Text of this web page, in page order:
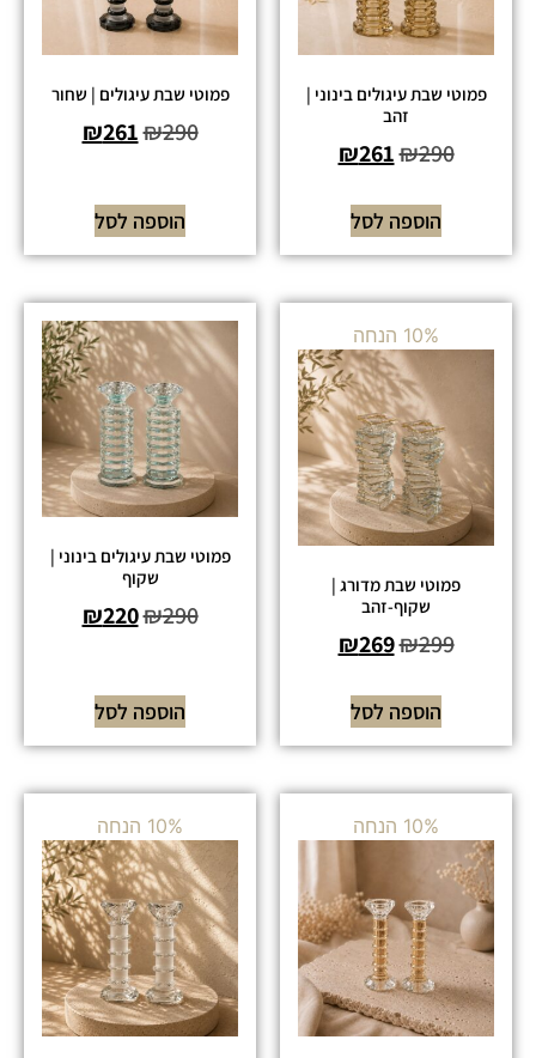
פמוטי שבת עיגולים בינוני |
זהב
₪290
₪261
הוספה לסל
פמוטי שבת עיגולים | שחור
₪290
₪261
הוספה לסל
10% הנחה
פמוטי שבת מדורג |
שקוף-זהב
₪299
₪269
הוספה לסל
פמוטי שבת עיגולים בינוני |
שקוף
₪290
₪220
הוספה לסל
10% הנחה 10% הנחה